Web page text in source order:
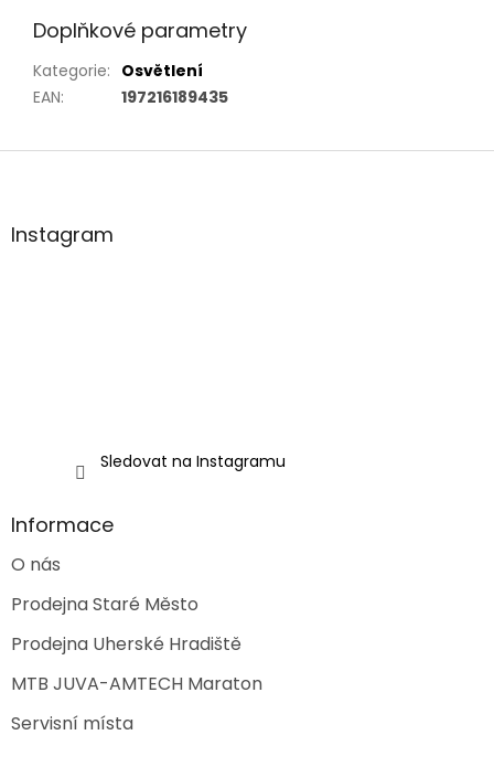
Doplňkové parametry
Kategorie: Osvětlení
EAN: 197216189435
Z
aInstagram
Sledovat na Instagramu
Informace
O nás
Prodejna Staré Město
Prodejna Uherské Hradiště
MTB JUVA-AMTECH Maraton
Servisní místa